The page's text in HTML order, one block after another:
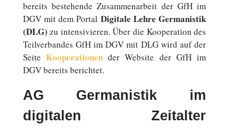
bereits be­stehen­de Zu­sam­men­ar­beit der GfH im
DGV mit dem Portal Di­gi­ta­le Lehre Ger­ma­nis­tik
(DLG) zu in­ten­si­vie­ren. Über die Ko­ope­ra­ti­on des
Teil­ver­ban­des GfH im DGV mit DLG wird auf der
SeiteKo­ope­ra­tio­nen der Website der GfH im
DGV bereits berichtet.
AG Germanistik im
digitalen Zeitalter